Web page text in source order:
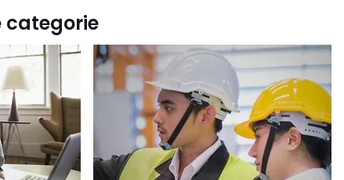
categorie